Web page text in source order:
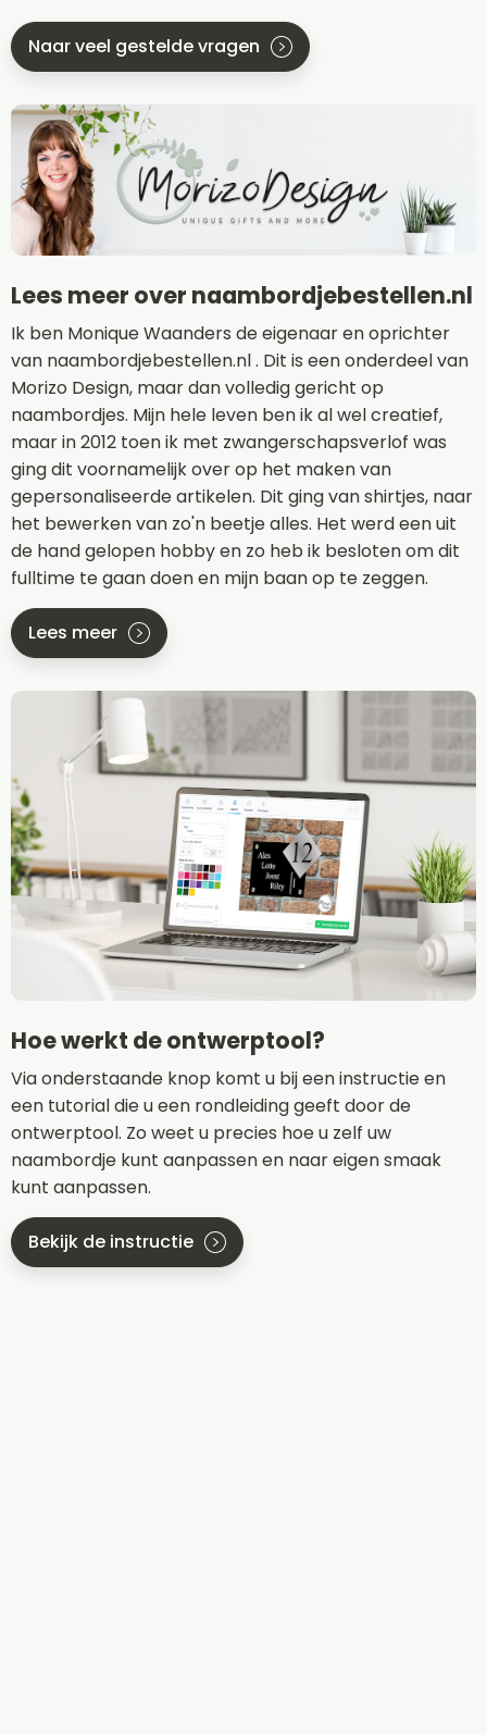
Naar veel gestelde vragen
Lees meer over naambordjebestellen.nl
Ik ben Monique Waanders de eigenaar en oprichter
van naambordjebestellen.nl . Dit is een onderdeel van
Morizo Design, maar dan volledig gericht op
naambordjes. Mijn hele leven ben ik al wel creatief,
maar in 2012 toen ik met zwangerschapsverlof was
ging dit voornamelijk over op het maken van
gepersonaliseerde artikelen. Dit ging van shirtjes, naar
het bewerken van zo'n beetje alles. Het werd een uit
de hand gelopen hobby en zo heb ik besloten om dit
fulltime te gaan doen en mijn baan op te zeggen.
Lees meer
Hoe werkt de ontwerptool?
Via onderstaande knop komt u bij een instructie en
een tutorial die u een rondleiding geeft door de
ontwerptool. Zo weet u precies hoe u zelf uw
naambordje kunt aanpassen en naar eigen smaak
kunt aanpassen.
Bekijk de instructie